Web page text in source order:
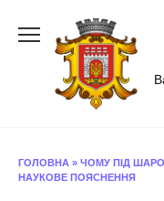
ГОЛОВНА » ЧОМУ ПІД
НАУКОВЕ ПОЯСНЕННЯ